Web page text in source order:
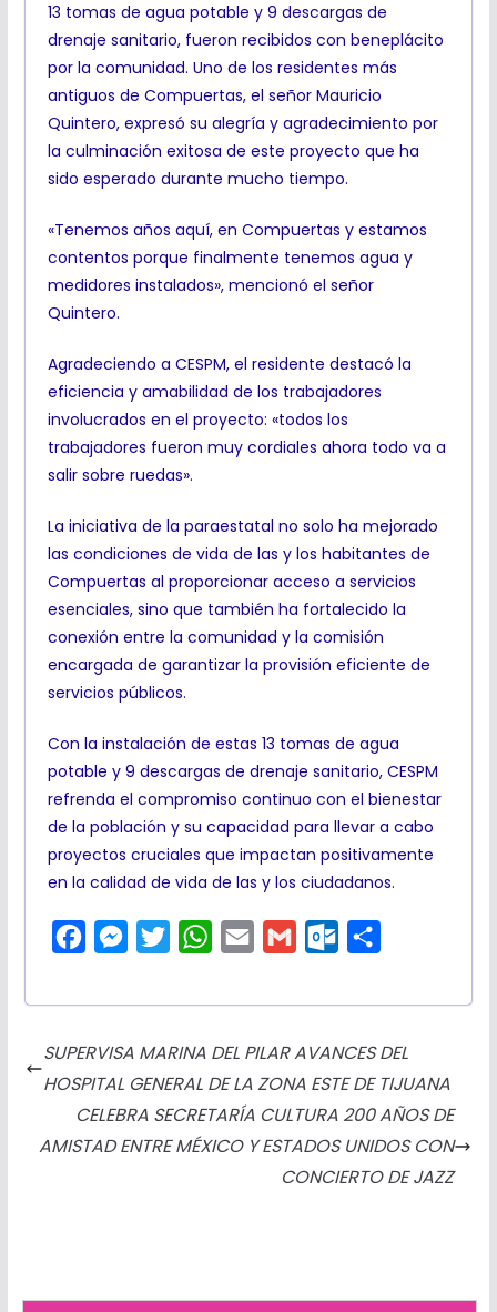
13 tomas de agua potable y 9 descargas de
drenaje sanitario, fueron recibidos con beneplácito
por la comunidad. Uno de los residentes más
antiguos de Compuertas, el señor Mauricio
Quintero, expresó su alegría y agradecimiento por
la culminación exitosa de este proyecto que ha
sido esperado durante mucho tiempo.
«Tenemos años aquí, en Compuertas y estamos
contentos porque finalmente tenemos agua y
medidores instalados», mencionó el señor
Quintero.
Agradeciendo a CESPM, el residente destacó la
eficiencia y amabilidad de los trabajadores
involucrados en el proyecto: «todos los
trabajadores fueron muy cordiales ahora todo va a
salir sobre ruedas».
La iniciativa de la paraestatal no solo ha mejorado
las condiciones de vida de las y los habitantes de
Compuertas al proporcionar acceso a servicios
esenciales, sino que también ha fortalecido la
conexión entre la comunidad y la comisión
encargada de garantizar la provisión eficiente de
servicios públicos.
Con la instalación de estas 13 tomas de agua
potable y 9 descargas de drenaje sanitario, CESPM
refrenda el compromiso continuo con el bienestar
de la población y su capacidad para llevar a cabo
proyectos cruciales que impactan positivamente
en la calidad de vida de las y los ciudadanos.
c
o
o
M
s
n
g
i
e
r
W
a
A
p
a
a
t
o
k
.
m
r
t
i
SUPERVISA MARINA DEL PILAR AVANCES DEL
HOSPITAL GENERAL DE LA ZONA ESTE DE TIJUANA
CELEBRA SECRETARÍA CULTURA 200 AÑOS DE
AMISTAD ENTRE MÉXICO Y ESTADOS UNIDOS CON
CONCIERTO DE JAZZ